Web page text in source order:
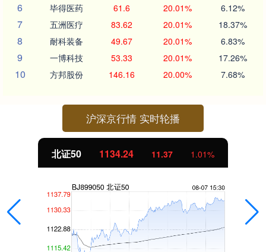
6 毕得医药 61.6 20.01% 6.12%
7 五洲医疗 83.62 20.01% 18.37%
8 耐科装备 49.67 20.01% 6.83%
9 一博科技 53.33 20.01% 17.26%
10 方邦股份 146.16 20.00% 7.68%
沪深京行情 实时轮播
北证50 1134.24 11.37 1.01%